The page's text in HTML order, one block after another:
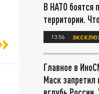
В НАТО боятся
территории.
13:56
Главное в
Маск